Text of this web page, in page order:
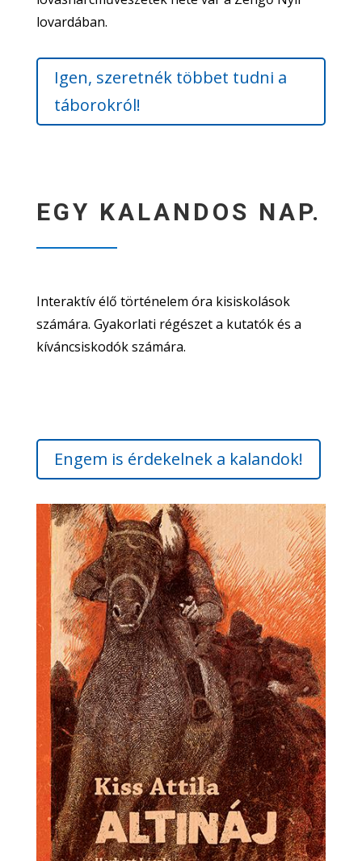
lovardában.
Igen, szeretnék többet tudni a
táborokról!
EGY KALANDOS NAP.
Interaktív élő történelem óra kisiskolások
számára. Gyakorlati régészet a kutatók és a
kíváncsiskodók számára.
Engem is érdekelnek a kalandok!